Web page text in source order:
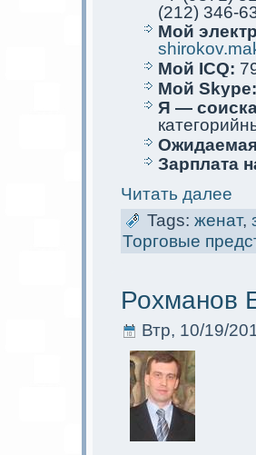
(212) 346-
Мой
Мой ICQ:
Мой Skype:
Я —
Зарплата
Читать далее
Tags: женат,
Торговые
Рохманов
Втр, 10/19/